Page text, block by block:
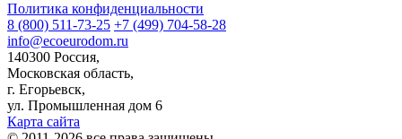
Политика конфиденциальности
8 (800) 511-73-25 +7 (499) 704-58-28
info@ecoeurodom.ru
140300 Россия,
Московская область,
г. Егорьевск,
ул. Промышленная дом 6
Карта сайта